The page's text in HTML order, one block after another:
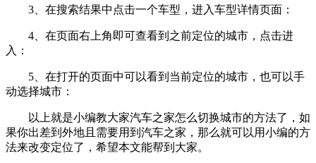
3、在搜索结果中点击一个车型，进入车型详情页面：
4、在页面右上角即可查看到之前定位的城市，点击进
入：
5、在打开的页面中可以看到当前定位的城市，也可以手
动选择城市：
以上就是小编教大家汽车之家怎么切换城市的方法了，如
果你出差到外地且需要用到汽车之家，那么就可以用小编的方
法来改变定位了，希望本文能帮到大家。